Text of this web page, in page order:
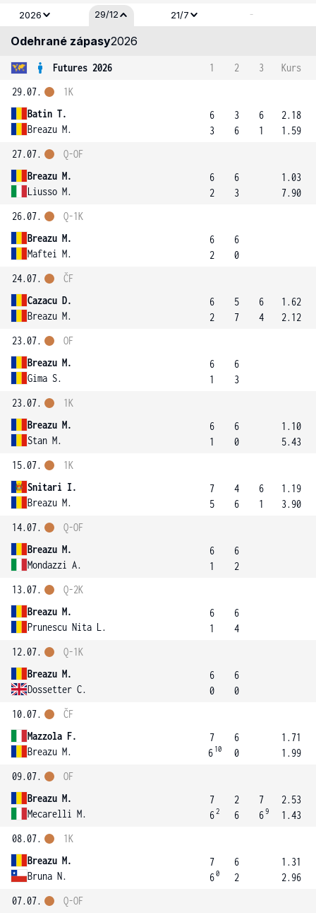
2026 29/12 21/7 -
Odehrané zápasy2026
Futures 2026 1 2 3
Kurs
29.07.
Batin T.
Breazu M.
1K
6
3
3
6
6
1
2.18
1.59
27.07.
Breazu M.
Liusso M.
Q-OF
6
2
6
3
1.03
7.90
26.07.
Breazu M.
Maftei M.
Q-1K
6
2
6
0
24.07.
Cazacu D.
Breazu M.
ČF
6
2
5
7
6
4
1.62
2.12
23.07.
Breazu M.
Gima S.
OF
6
1
6
3
23.07.
Breazu M.
Stan M.
1K
6
1
6
0
1.10
5.43
15.07.
Snitari I.
Breazu M.
1K
7
5
4
6
6
1
1.19
3.90
14.07.
Breazu M.
Mondazzi A.
Q-OF
6
1
6
2
13.07.
Breazu M.
Prunescu Nita L.
Q-2K
6
1
6
4
12.07.
Breazu M.
Dossetter C.
Q-1K
6
0
6
0
10.07.
Mazzola F.
Breazu M.
ČF
7
6 10
6
0
1.71
1.99
09.07.
Breazu M.
Mecarelli M.
OF
7
62
2
6
7
69
2.53
1.43
08.07.
Breazu M.
Bruna N.
1K
7
60
6
2
1.31
2.96
07.07.
Q-OF